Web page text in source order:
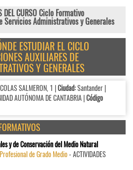
DEL CURSO Ciclo Formativo
Servicios Administrativos y Generales
ESTUDIAR EL CICLO
AUXILIARES DE
Y GENERALES
SALMERON, 1 |Ciudad:Santander |
AUTÓNOMA DE CANTABRIA |Código
y de Conservación del Medio Natural
de Grado Medio- ACTIVIDADES